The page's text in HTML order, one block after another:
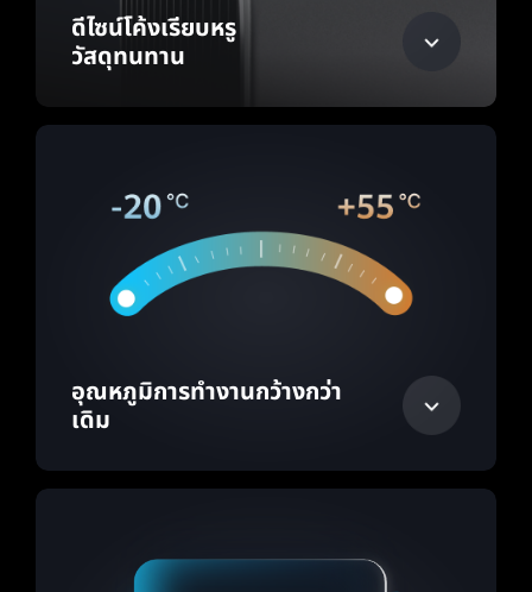
ดีไซน์โค้งเรียบหรู
วัสดุทนทาน
อุณหภูมิการทำงานกว้างกว่า
เดิม